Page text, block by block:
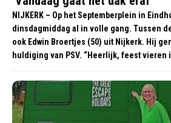
NIJKERK – Op het Septemberplein in
dinsdagmiddag al in volle gang. Tussen
ook Edwin Broertjes (50) uit Nijkerk. Hij
huldiging van PSV. “Heerlijk, feest vieren